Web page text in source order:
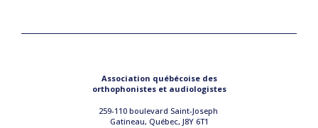
Association québécoise des
orthophonistes et audiologistes
259-110 boulevard Saint-Joseph
Gatineau, Québec, J8Y 6T1